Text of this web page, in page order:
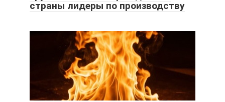
страны лидеры по производству